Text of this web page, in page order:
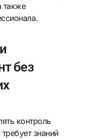
также
без
контроль
знаний